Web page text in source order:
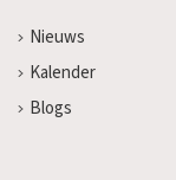
Nieuws
Kalender
Blogs